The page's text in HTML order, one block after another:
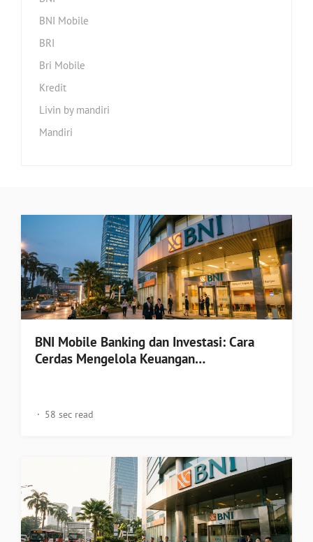
BNI Mobile
BRI
Bri Mobile
Kredit
Livin by mandiri
Mandiri
BNI Mobile Banking dan Investasi: Cara
Cerdas Mengelola Keuangan…
58 sec read